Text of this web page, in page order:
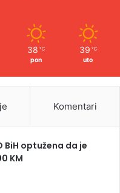
38 ℃
pon
39 ℃
uto
Komentari
BiH optužena da je
KM